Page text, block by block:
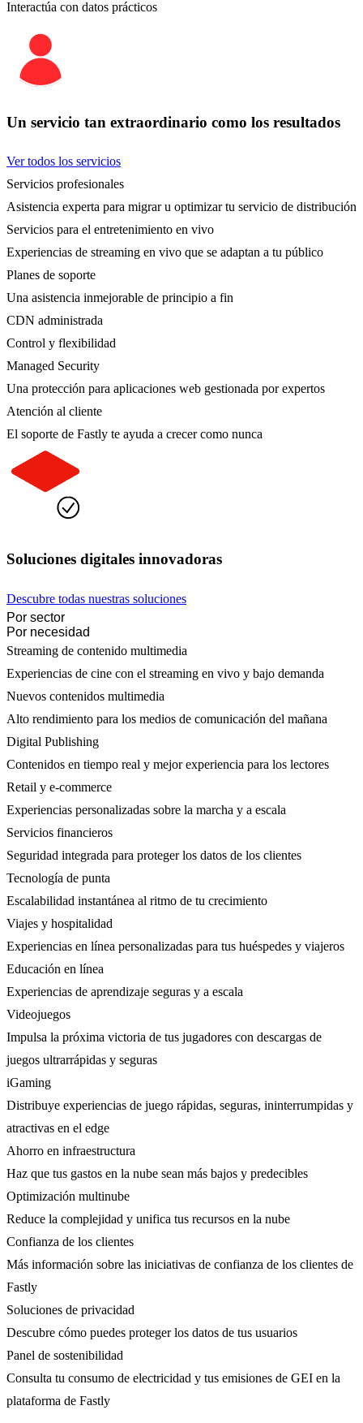
Interactúa con datos prácticos
Un servicio tan extraordinario como los resultados
Ver todos los servicios
Servicios profesionales
Asistencia experta para migrar u optimizar tu servicio de distribución
Servicios para el entretenimiento en vivo
Experiencias de streaming en vivo que se adaptan a tu público
Planes de soporte
Una asistencia inmejorable de principio a fin
CDN administrada
Control y flexibilidad
Managed Security
Una protección para aplicaciones web gestionada por expertos
Atención al cliente
El soporte de Fastly te ayuda a crecer como nunca
Soluciones digitales innovadoras
Descubre todas nuestras soluciones
Por sector
Por necesidad
Streaming de contenido multimedia
Experiencias de cine con el streaming en vivo y bajo demanda
Nuevos contenidos multimedia
Alto rendimiento para los medios de comunicación del mañana
Digital Publishing
Contenidos en tiempo real y mejor experiencia para los lectores
Retail y e-commerce
Experiencias personalizadas sobre la marcha y a escala
Servicios financieros
Seguridad integrada para proteger los datos de los clientes
Tecnología de punta
Escalabilidad instantánea al ritmo de tu crecimiento
Viajes y hospitalidad
Experiencias en línea personalizadas para tus huéspedes y viajeros
Educación en línea
Experiencias de aprendizaje seguras y a escala
Videojuegos
Impulsa la próxima victoria de tus jugadores con descargas de
juegos ultrarrápidas y seguras
iGaming
Distribuye experiencias de juego rápidas, seguras, ininterrumpidas y
atractivas en el edge
Ahorro en infraestructura
Haz que tus gastos en la nube sean más bajos y predecibles
Optimización multinube
Reduce la complejidad y unifica tus recursos en la nube
Confianza de los clientes
Más información sobre las iniciativas de confianza de los clientes de
Fastly
Soluciones de privacidad
Descubre cómo puedes proteger los datos de tus usuarios
Panel de sostenibilidad
Consulta tu consumo de electricidad y tus emisiones de GEI en la
plataforma de Fastly